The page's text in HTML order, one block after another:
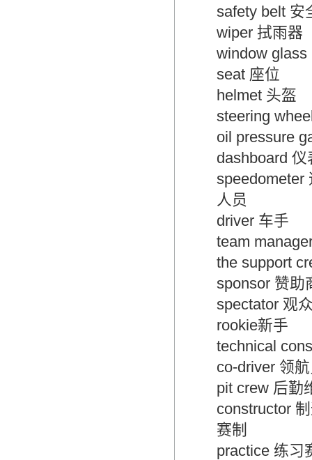
safety belt 安
wiper 拭雨器
window glass
seat 座位
helmet 头盔
steering wheel
oil pressure
dashboard 仪
speedometer
人员
driver 车手
team manager
the support
sponsor 赞助
spectator 观
rookie新手
technical
co-driver 领航
pit crew 后勤
constructor 制
赛制
practice 练习